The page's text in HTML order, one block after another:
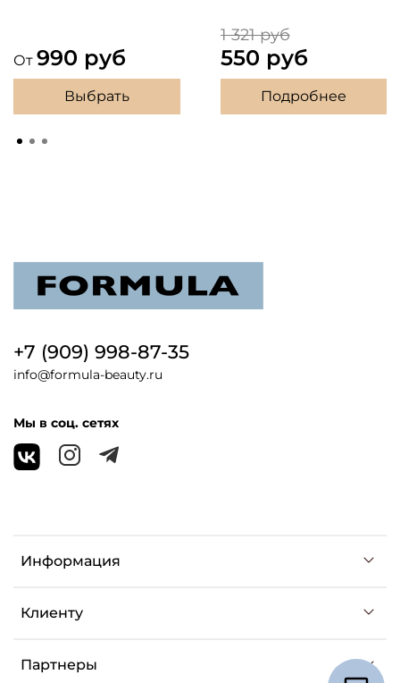
От 990 руб
Выбрать
1 321 руб
550 руб
Подробнее
Информация
Клиенту
Партнеры
+7 (909) 998-87-35
info@formula-beauty.ru
Мы в соц. сетях